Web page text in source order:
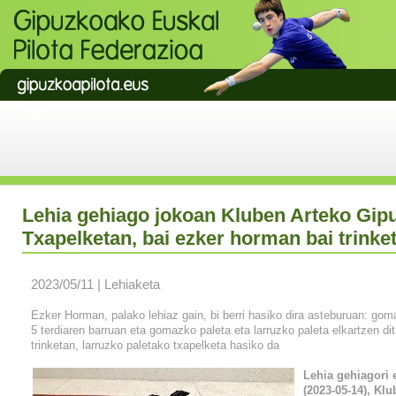
Lehia gehiago jokoan Kluben Arteko
Txapelketan, bai ezker horman bai
2023/05/11 | Lehiaketa
Ezker Horman, palako lehiaz gain, bi berri hasiko dira asteburuan:
5 terdiaren barruan eta gomazko paleta eta larruzko paleta elkartzen
trinketan, larruzko paletako txapelketa hasiko da
Lehia gehiagori
(2023-05-14),